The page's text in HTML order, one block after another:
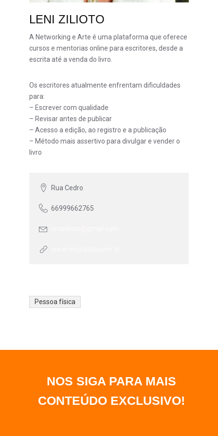
LENI ZILIOTO
A Networking e Arte é uma plataforma que oferece
cursos e mentorias online para escritores, desde a
escrita até a venda do livro.
Os escritores atualmente enfrentam dificuldades
para:
– Escrever com qualidade
– Revisar antes de publicar
– Acesso a edição, ao registro e a publicação
– Método mais assertivo para divulgar e vender o
livro
Rua Cedro
66999662765
Pessoa física
NOS SIGA PARA MAIS
CONTEÚDO EXCLUSIVO!